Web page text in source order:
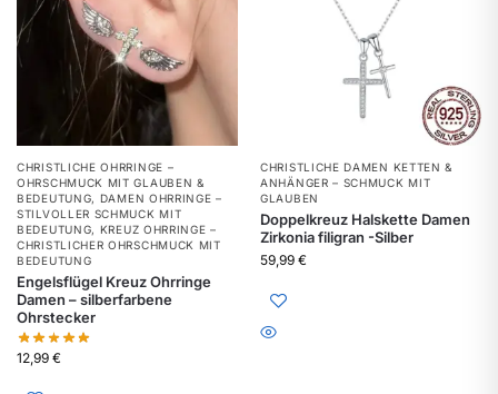
CHRISTLICHE OHRRINGE –
OHRSCHMUCK MIT GLAUBEN &
BEDEUTUNG, DAMEN OHRRINGE –
STILVOLLER SCHMUCK MIT
BEDEUTUNG, KREUZ OHRRINGE –
CHRISTLICHER OHRSCHMUCK MIT
BEDEUTUNG
Engelsflügel Kreuz Ohrringe
Damen – silberfarbene
Ohrstecker
12,99 €
CHRISTLICHE DAMEN KETTEN &
ANHÄNGER – SCHMUCK MIT
GLAUBEN
Doppelkreuz Halskette Damen
Zirkonia filigran -Silber
59,99 €